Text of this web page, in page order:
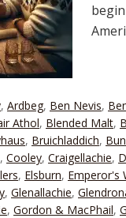
, Ardbeg, Ben Nevis,
Athol, Blended Malt,
, Bruichladdich,
, Cooley, Craigellachie,
, Elsburn, Emperor's
, Glenallachie,
, Gordon & MacPhail,